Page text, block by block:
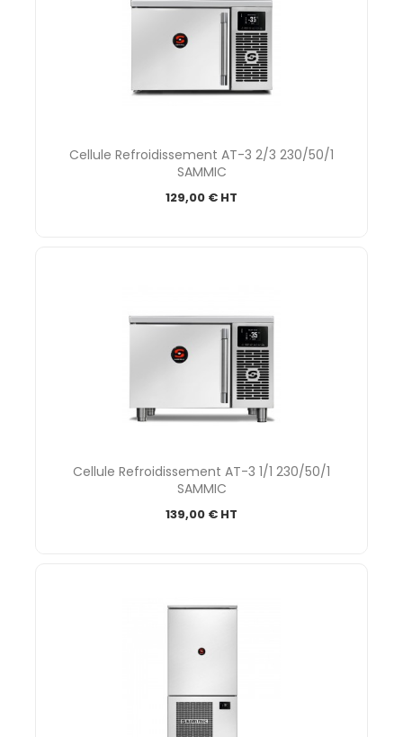
Cellule Refroidissement AT-3 2/3 230/50/1
SAMMIC
129,00 € HT
Cellule Refroidissement AT-3 1/1 230/50/1
SAMMIC
139,00 € HT